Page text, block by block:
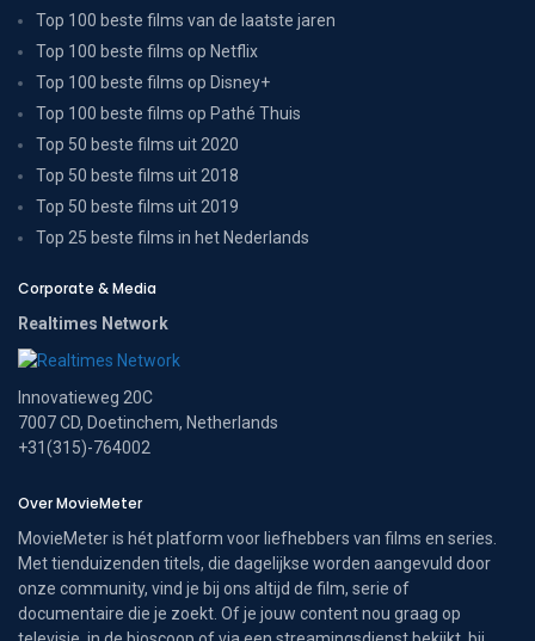
Top 100 beste films van de laatste jaren
Top 100 beste films op Netflix
Top 100 beste films op Disney+
Top 100 beste films op Pathé Thuis
Top 50 beste films uit 2020
Top 50 beste films uit 2018
Top 50 beste films uit 2019
Top 25 beste films in het Nederlands
Corporate & Media
Realtimes Network
Innovatieweg 20C
7007 CD, Doetinchem, Netherlands
+31(315)-764002
Over MovieMeter
MovieMeter is hét platform voor liefhebbers van films en series.
Met tienduizenden titels, die dagelijkse worden aangevuld door
onze community, vind je bij ons altijd de film, serie of
documentaire die je zoekt. Of je jouw content nou graag op